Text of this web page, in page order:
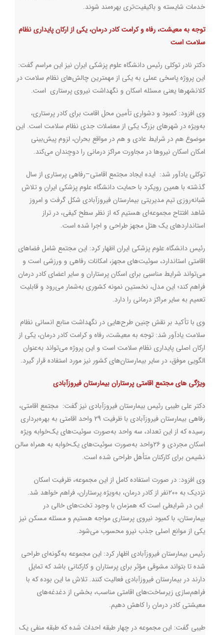
خدمات شایسته و باکیفیت‌تری بهره‌مند شوند.
توجه به معیشت، رفاه و کرامت کادر درمان، یکی از ارکان پایداری نظام
سلامت است
دکتر نادر توکلی رئیس دانشگاه علوم پزشکی ایران نیز این مراسم گفت:
این پروژه پاسخی عملی به یکی از مهمترین چالش‌های نظام سلامت در
کلانشهرها یعنی مسئله اسکان و نگهداشت نیروی پرستاری است.
وی افزود: کمبود و دشواری تأمین محل اقامت برای کادر پرستاری،
به‌ویژه در شهرهای بزرگ یکی از معضلات جدی نظام سلامت است. این
موضوع هم در شرایط عادی و هم در مواقع بحران، لزوم پیش‌بینی
امکان اسکان نیروها در مجاورت مراکز درمانی را دوچندان می‌کند.
توکلی یادآور شد: ایده ایجاد مجتمع اقامتی–رفاهی پرستاری از سال
گذشته با همین رویکرد با حمایت دانشگاه علوم پزشکی ایران و تلاش
شبانه‌روزی تیم مدیریتی بیمارستان فیروزآبادی شکل گرفت و امروز
شاهد افتتاح مجموعه‌ای هستیم که از نظر سطح کیفی، در تراز
استانداردهای یک هتل مجهز طراحی و اجرا شده است.
رئیس دانشگاه علوم پزشکی ایران اظهار کرد: این مجتمع شامل فضاهای
اقامتی استاندارد، سوئیت‌های مجهز، امکانات رفاهی و ورزشی است و
می‌تواند شرایط مناسبی برای اسکان پرستاران و سایر اعضای کادر درمان
فراهم کند؛ این مدل، نخستین نمونه کشوری به‌شمار می‌رود و قابلیت
تعمیم به سایر مراکز درمانی را دارد.
وی با تأکید بر نقش چنین طرح‌هایی در نگهداشت منابع انسانی نظام
سلامت یادآور شد: توجه به معیشت، رفاه و کرامت کادر درمان، یکی از
ارکان اصلی پایداری نظام سلامت است و این پروژه می‌تواند به‌عنوان
الگویی موفق، در سایر بیمارستان‌های کشور نیز مورد استفاده قرار گیرد.
ویژگی های مجتمع اقامتی پرستاران بیمارستان فیروزآبادی
دکتر علی طیبی رئیس بیمارستان فیروزآبادی نیز گفت: مجتمع اقامتی،
رفاهی بیمارستان فیروزآبادی با ظرفیت 29 واحد اقامتی به بهره‌برداری
رسیده که از این تعداد، سه واحد به‌صورت سوئیت‌های یک‌خوابه ویژه
اسکان مجردی و ۲۶واحد به‌صورت سوئیت‌های یک‌خوابه به همراه سالن
نشیمن برای کارکنان متأهل طراحی شده است.
وی افزود: در صورت استفاده کامل از این مجموعه، ظرفیت اسکان
نزدیک به ۲۰۰نفر از کادر درمان، به‌ویژه پرستاران، فراهم خواهد شد.
این در شرایطی است که همزمان با وجود تخت‌های خالی در
بیمارستان، با کمبود نیروی پرستاری مواجه هستیم و مسئله مسکن نیز
یکی از موانع اصلی جذب نیرو محسوب می‌شود.
رئیس بیمارستان فیروزآبادی اظهار کرد: این مجموعه به‌گونه‌ای طراحی
شده تا بتواند مشوقی مؤثر برای پرستاران و کارکنانی باشد که تمایل
دارند در بیمارستان فیروزآبادی فعالیت کنند. تلاش ما این بوده که با
فراهم‌سازی زیرساخت‌های اقامتی مناسب، بخشی از دغدغه‌های
معیشتی کادر درمان را کاهش دهیم.
طیبی گفت: این مجموعه در چهار طبقه احداث شده که طبقه منفی یک